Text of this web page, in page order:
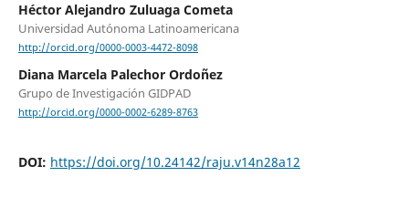
Héctor Alejandro Zuluaga Cometa
Universidad Autónoma Latinoamericana
http://orcid.org/0000-0003-4472-8098
Diana Marcela Palechor Ordoñez
Grupo de Investigación GIDPAD
http://orcid.org/0000-0002-6289-8763
DOI: https://doi.org/10.24142/raju.v14n28a12